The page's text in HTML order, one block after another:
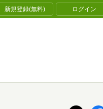
新規登録(無料) ログイン